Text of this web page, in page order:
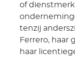
of
tenzij
Ferrero, haar
haar